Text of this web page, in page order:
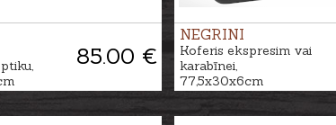
85.00 €
NEGRINI
Koferis ekspresim vai
karabīnei,
77,5x30x6cm